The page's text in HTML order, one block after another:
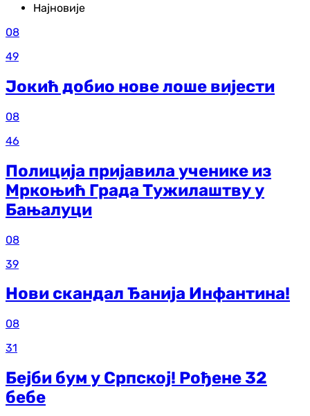
Најновије
08
49
Јокић добио нове лоше вијести
08
46
Полиција пријавила ученике из
Мркоњић Града Тужилаштву у
Бањалуци
08
39
Нови скандал Ђанија Инфантина!
08
31
Бејби бум у Српској! Рођене 32
бебе